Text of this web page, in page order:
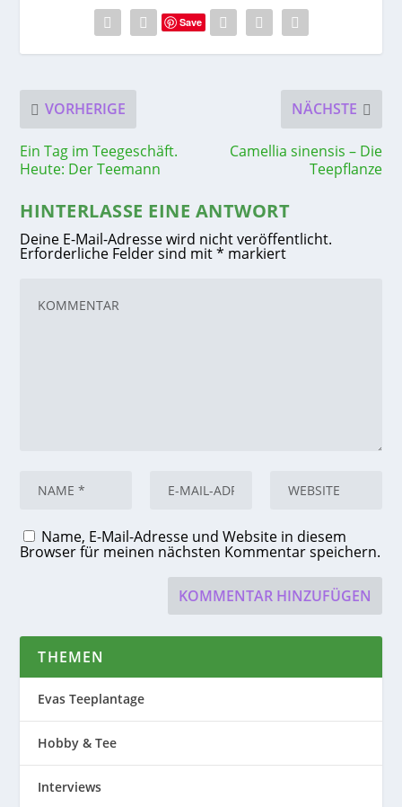
Save
VORHERIGE
Ein Tag im Teegeschäft.
Heute: Der Teemann
NÄCHSTE
Camellia sinensis – Die
Teepflanze
HINTERLASSE EINE ANTWORT
Deine E-Mail-Adresse wird nicht veröffentlicht.
Erforderliche Felder sind mit* markiert
Name, E-Mail-Adresse und Website in diesem
Browser für meinen nächsten Kommentar speichern.
THEMEN
Evas Teeplantage
Hobby & Tee
Interviews